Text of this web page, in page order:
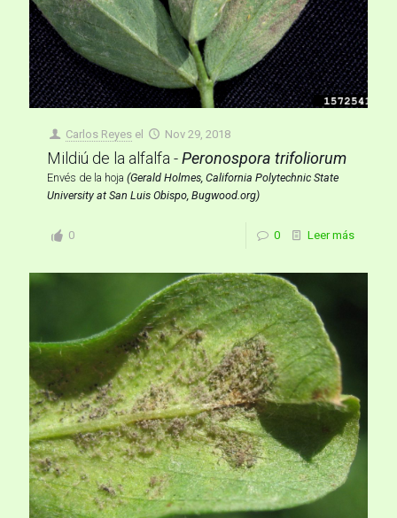
Carlos Reyes el Nov 29, 2018
Mildiú de la alfalfa -Peronospora trifoliorum
Envés de la hoja (Gerald Holmes, California Polytechnic State
University at San Luis Obispo, Bugwood.org)
0 0 Leer más